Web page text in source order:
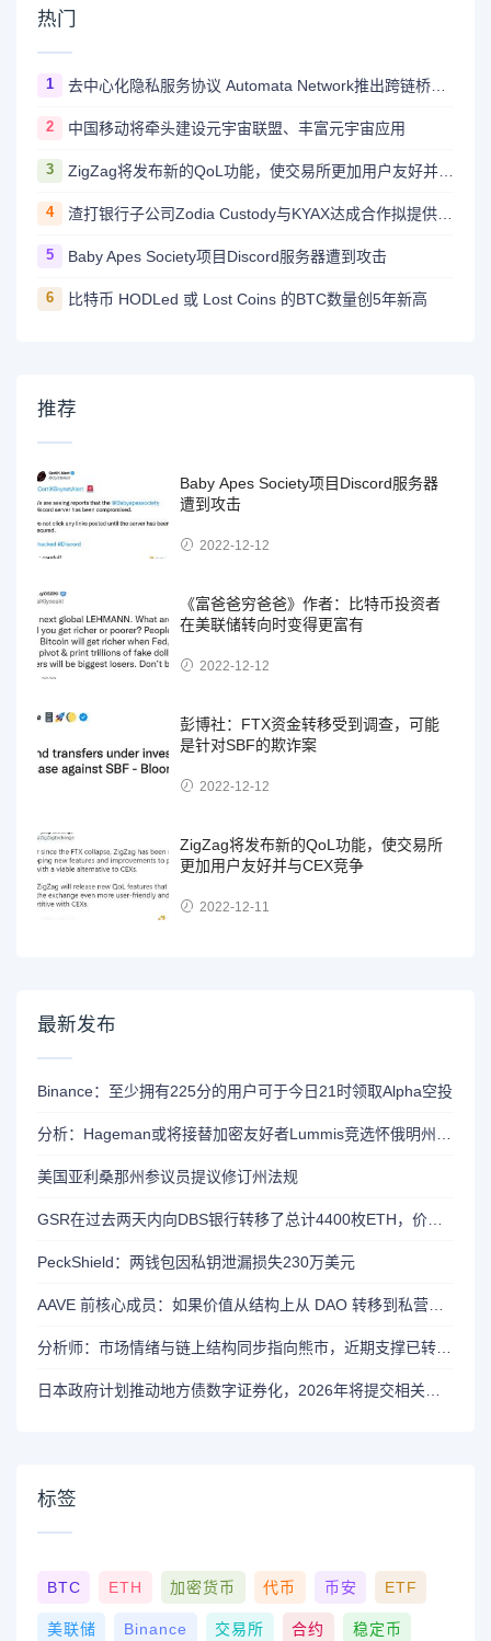
热门
1 去中心化隐私服务协议 Automata Network推出跨链桥Carrier
2 中国移动将牵头建设元宇宙联盟、丰富元宇宙应用
3 ZigZag将发布新的QoL功能，使交易所更加用户友好并与CEX竞争
4 渣打银行子公司Zodia Custody与KYAX达成合作拟提供基于审计、业务和监管报告的加密托管服务
5 Baby Apes Society项目Discord服务器遭到攻击
6 比特币 HODLed 或 Lost Coins 的BTC数量创5年新高
推荐
Baby Apes Society项目Discord服务器
遭到攻击
2022-12-12
《富爸爸穷爸爸》作者：比特币投资者
在美联储转向时变得更富有
2022-12-12
彭博社：FTX资金转移受到调查，可能
是针对SBF的欺诈案
2022-12-12
ZigZag将发布新的QoL功能，使交易所
更加用户友好并与CEX竞争
2022-12-11
最新发布
Binance：至少拥有225分的用户可于今日21时领取Alpha空投
美国亚利桑那州参议员提议修订州法规
PeckShield：两钱包因私钥泄漏损失230万美元
标签
BTC ETH 加密货币 代币 币安 ETF
美联储 Binance 交易所 合约 稳定币